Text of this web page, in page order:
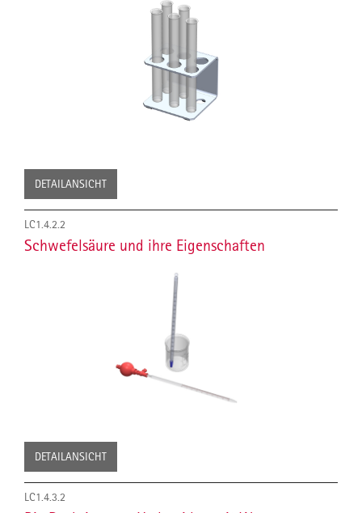
DETAILANSICHT
LC1.4.2.2
Schwefelsäure und ihre Eigenschaften
DETAILANSICHT
LC1.4.3.2